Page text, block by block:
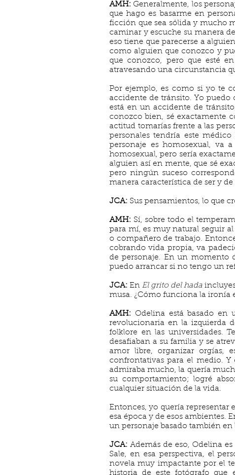
AMH: Generalmente, los
que hago es basarme en
ficción que sea sólida y mucho
caminar y escuche su manera
eso tiene que parecerse a
como alguien que conozco y
que conozco, pero que esté
atravesando una circunstancia
Por ejemplo, es como si yo te
accidente de tránsito. Yo puedo
está en un accidente de
conozco bien, sé exactamente
actitud tomarías frente a las
personales tendría este
personaje es homosexual, va
homosexual, pero sería
alguien así en mente, que sé
pero ningún suceso
manera característica de ser y
JCA: Sus pensamientos, lo que
AMH: Sí, sobre todo el
para mí, es muy natural seguir
o compañero de trabajo.
cobrando vida propia, va
de personaje. En un momento
puedo arrancar si no tengo un
JCA: En El grito del hada
musa. ¿Cómo funciona la ironía
AMH: Odelina está basado
revolucionaria en la izquierda
folklore en las universidades.
desafiaban a su familia y se
amor libre, organizar orgías,
confrontativas para el medio.
admiraba mucho, la quería
su comportamiento; logré
cualquier situación de la vida.
Entonces, yo quería representar
esa época y de esos ambientes.
un personaje basado también en
JCA: Además de eso, Odelina
Sale, en esa perspectiva, el
novela muy impactante por el
historia de este fotógrafo que